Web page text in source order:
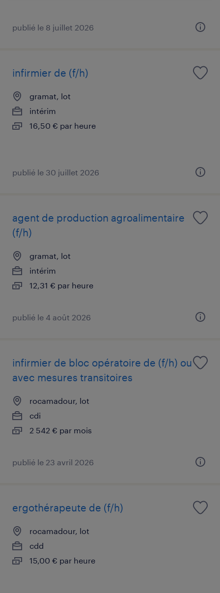
publié le 8 juillet 2026
infirmier de (f/h)
gramat, lot
intérim
16,50 € par heure
publié le 30 juillet 2026
agent de production agroalimentaire
(f/h)
gramat, lot
intérim
12,31 € par heure
publié le 4 août 2026
infirmier de bloc opératoire de (f/h) ou
avec mesures transitoires
rocamadour, lot
cdi
2 542 € par mois
publié le 23 avril 2026
ergothérapeute de (f/h)
rocamadour, lot
cdd
15,00 € par heure